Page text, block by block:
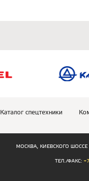
Каталог спецтехники
МОСКВА, КИЕВСКОГО ШОССЕ
ТЕЛ./ФАКС: